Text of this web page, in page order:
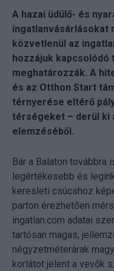
A hazai üdülő- és
ingatlanvásárlásokat
közvetlenül az
hozzájuk
meghatározzák. A
és az Otthon Start
térnyerése eltérő
térségeket – derül ki
elemzéséből.
Bár a Balaton továbbra
legértékesebb és
keresleti csúcshoz
parton érezhetően
ingatlan.com adatai
tartósan magas,
négyzetméterárak
korlátot jelent a vevők